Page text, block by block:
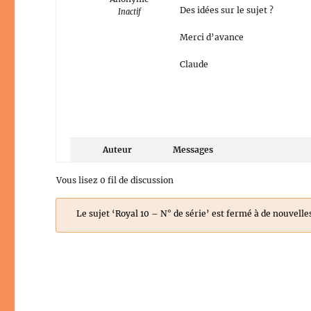
Inactif Des idées sur le sujet ?
Merci d’avance
Claude
Auteur Messages
Vous lisez 0 fil de discussion
Le sujet ‘Royal 10 – N° de série’ est fermé à de